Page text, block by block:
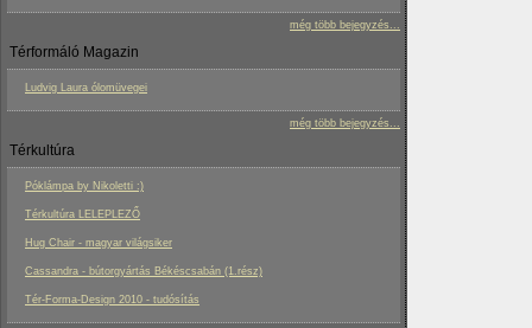
még több bejegyzés...
Térformáló Magazin
Ludvig Laura ólomüvegei
még több bejegyzés...
Térkultúra
Póklámpa by Nikoletti :)
Térkultúra LELEPLEZŐ
Hug Chair - magyar világsiker
Cassandra - bútorgyártás Békéscsabán (1.rész)
Tér-Forma-Design 2010 - tudósítás